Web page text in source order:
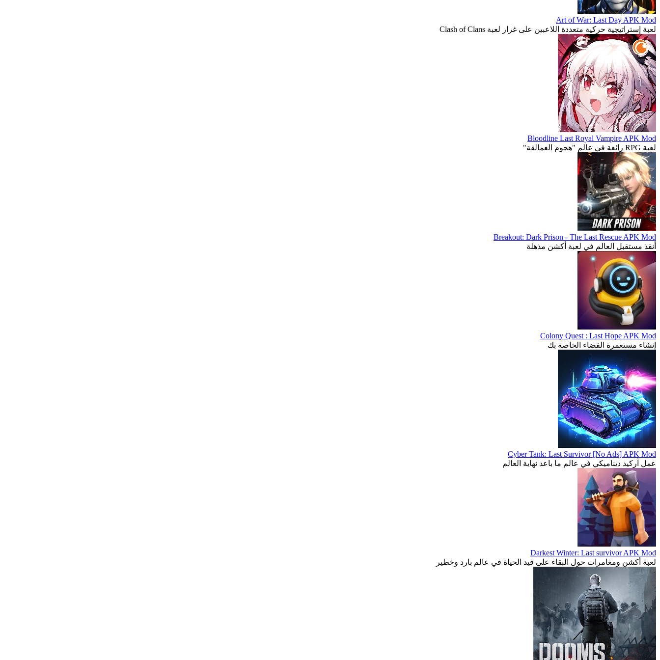
Art of War: Last Day APK Mod
لعبة إستراتيجية حركية متعددة اللاعبين على غرار لعبة Clash of Clans
Bloodline Last Royal Vampire APK Mod
لعبة RPG رائعة في عالم "هجوم العمالقة"
Breakout: Dark Prison - The Last Rescue APK Mod
أنقذ مستقبل العالم في لعبة أكشن مذهلة
Colony Quest : Last Hope APK Mod
إنشاء مستعمرة الفضاء الخاصة بك
Cyber Tank: Last Survivor [No Ads] APK Mod
عمل آركيد ديناميكي في عالم ما باعد نهاية العالم
Darkest Winter: Last survivor APK Mod
لعبة أكشن ومغامرات حول البقاء على قيد الحياة في عالم بارد وخطير